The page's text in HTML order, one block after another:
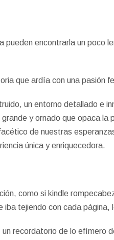
pueden encontrarla un
que ardía con una pasión
un entorno detallado e
y ornado que opaca
de nuestras
única y enriquecedora.
como si kindle
tejiendo con cada
un recordatorio de lo